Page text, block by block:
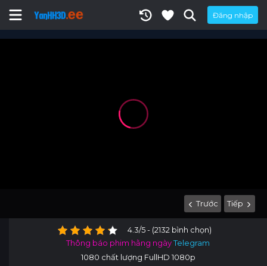
Đăng nhập
Trước Tiếp
4.3/5 - (2132 bình chọn)
Thông báo phim hằng ngàyTelegram
1080 chất lượng FullHD 1080p